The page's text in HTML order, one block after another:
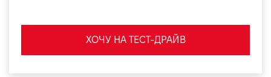
ХОЧУ НА ТЕСТ-ДРАЙВ